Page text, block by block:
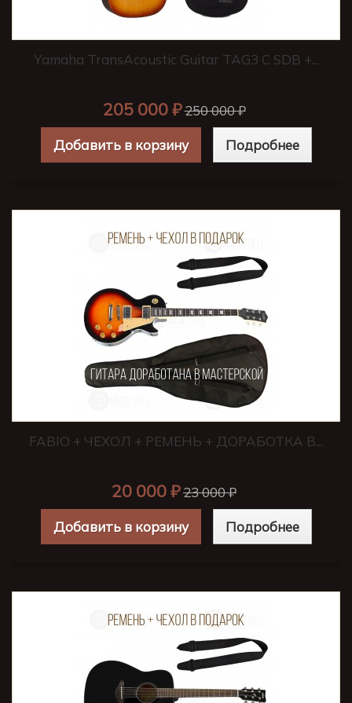
Yamaha TransAcoustic Guitar TAG3 C SDB +...
205 000 ₽250 000 ₽
Добавить в корзину Подробнее
FABIO + ЧЕХОЛ + РЕМЕНЬ + ДОРАБОТКА В...
20 000 ₽23 000 ₽
Добавить в корзину Подробнее